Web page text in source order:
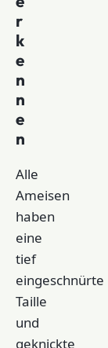
r
k
e
n
n
e
n
Alle
Ameisen
haben
eine
tief
eingeschnürte
Taille
und
geknickte